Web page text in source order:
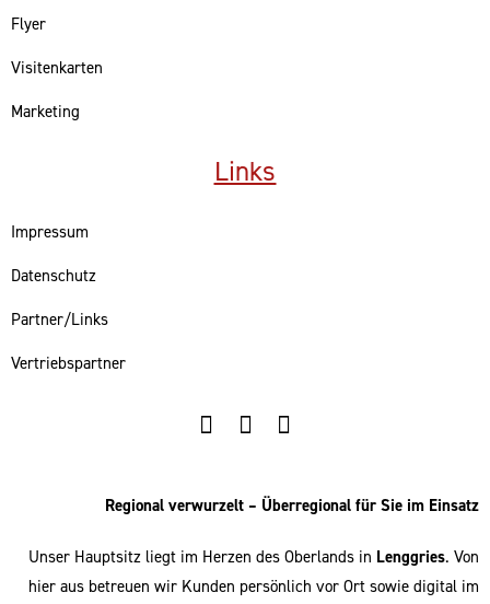
Flyer
Visitenkarten
Marketing
Links
Impressum
Datenschutz
Partner/Links
Vertriebspartner
Regional verwurzelt – Überregional für Sie im Einsatz
Unser Hauptsitz liegt im Herzen des Oberlands in Lenggries. Von
hier aus betreuen wir Kunden persönlich vor Ort sowie digital im